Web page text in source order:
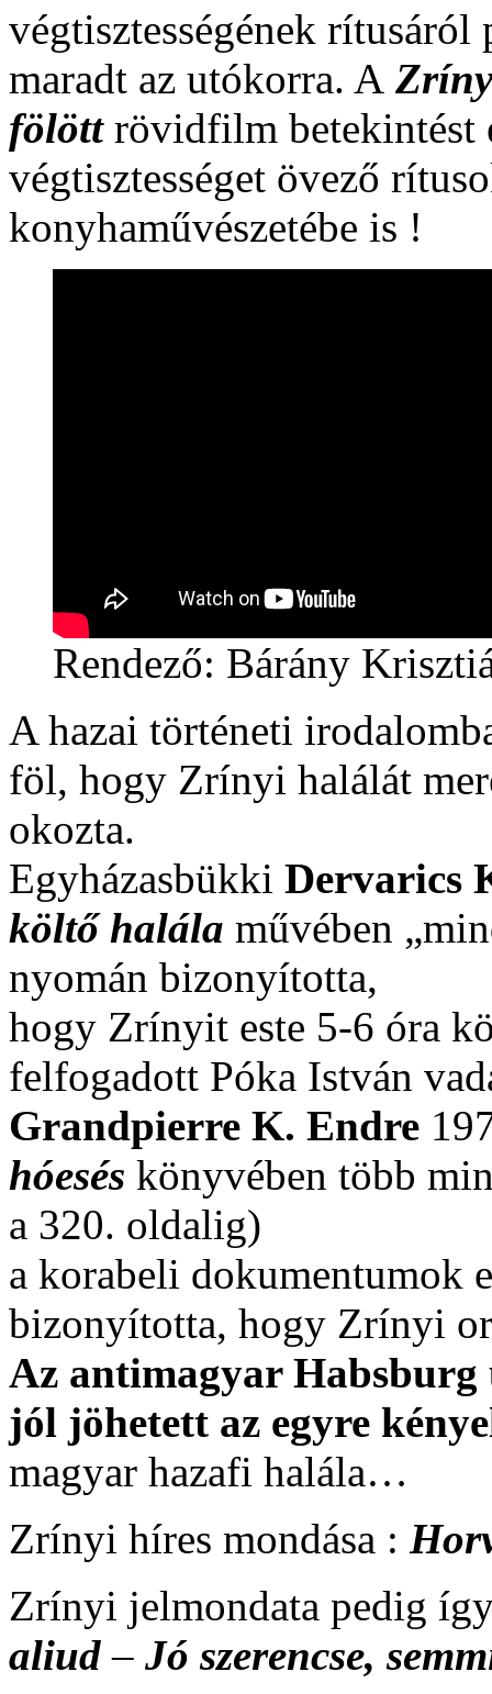
végtisztességének
maradt az utókorra. A
fölöttrövidfilm betekintést
végtisztességet övező
konyhaművészetébe is !
Rendező: Bárány
A hazai történeti
föl, hogy Zrínyi halálát
okozta.
Egyházasbükki Dervarics
költő halála művében
nyomán bizonyította,
hogy Zrínyit este 5-6 óra
felfogadott Póka István
Grandpierre K. Endre
hóesés könyvében több
a 320. oldalig)
a korabeli dokumentumok
bizonyította, hogy Zrínyi
Az antimagyar Habsburg
jól jöhetett az egyre
magyar hazafi halála…
Zrínyi híres mondása :
Zrínyi jelmondata pedig
aliud – Jó szerencse,